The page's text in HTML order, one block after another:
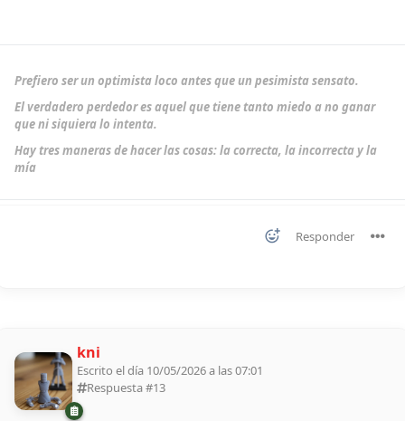
Prefiero ser un optimista loco antes que un pesimista sensato.
El verdadero perdedor es aquel que tiene tanto miedo a no ganar
que ni siquiera lo intenta.
Hay tres maneras de hacer las cosas: la correcta, la incorrecta y la
mía
Responder
kni
Escrito el día 10/05/2026 a las 07:01
Respuesta #13